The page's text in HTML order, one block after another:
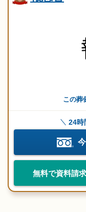
この葬
24時
無料で資料請求